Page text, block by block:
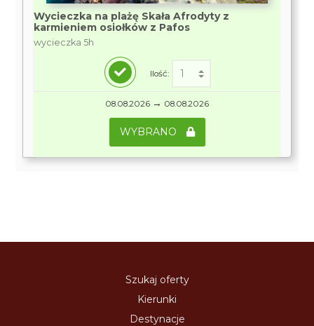
Wycieczka na plażę Skała Afrodyty z
karmieniem osiołków z Pafos
wycieczka 5h
Ilość:
08.08.2026 → 08.08.2026
WYBRANO
Szukaj oferty
Kierunki
Destynacje